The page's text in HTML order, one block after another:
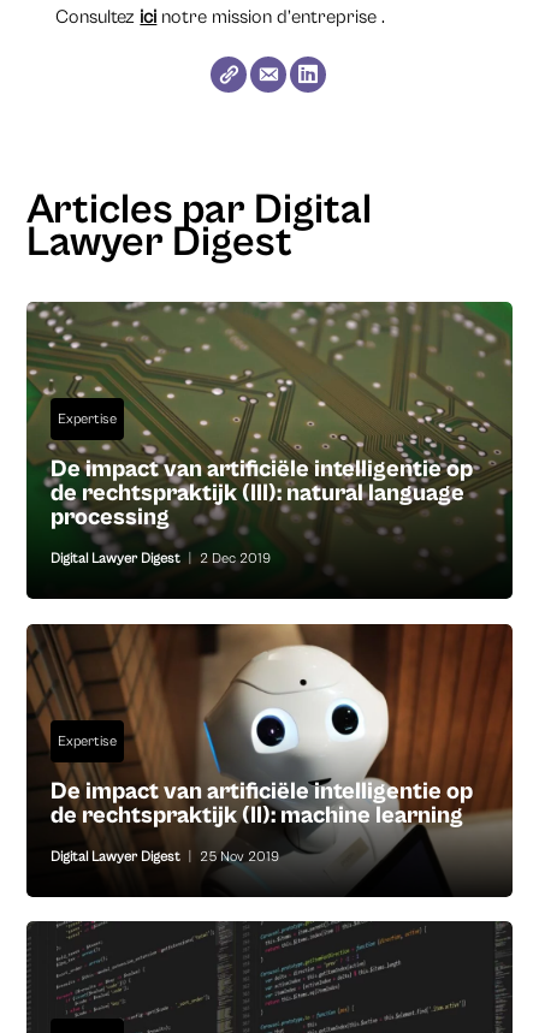
Consultez ici notre mission d’entreprise .
Articles par Digital
Lawyer Digest
Expertise
De impact van artificiële intelligentie op
de rechtspraktijk (III): natural language
processing
Digital Lawyer Digest 2 Dec 2019
Expertise
De impact van artificiële intelligentie op
de rechtspraktijk (II): machine learning
Digital Lawyer Digest 25 Nov 2019